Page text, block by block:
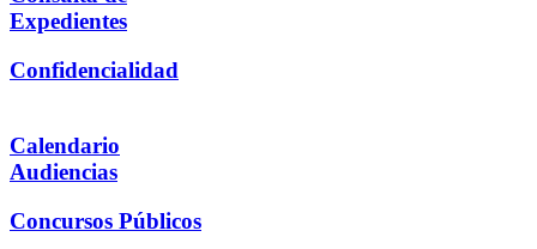
Expedientes
Confidencialidad
Calendario
Audiencias
Concursos Públicos